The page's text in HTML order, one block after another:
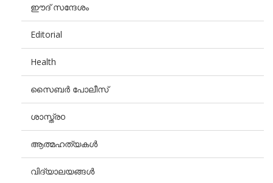
ഈദ് സന്ദേശം
Editorial
Health
സൈബർ പോലീസ്
ശാസ്ത്രo
ആത്മഹത്യകൾ
വിദ്യാലയങ്ങൾ